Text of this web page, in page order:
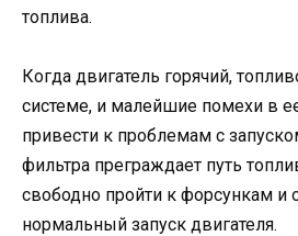
топлива.
Когда двигатель горячий,
системе, и малейшие помехи в
привести к проблемам с
фильтра преграждает путь
свободно пройти к форсункам и
нормальный запуск двигателя.